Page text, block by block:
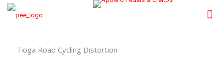
Tioga Road Cycling Distortion